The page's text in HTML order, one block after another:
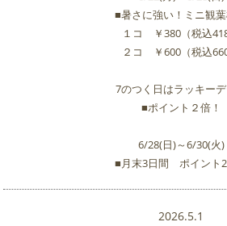
■暑さに強い！ミニ観
１コ ￥380（税込418
２コ ￥600（税込660
7のつく日はラッキーデ
■ポイント２倍！
6/28(日)～6/30(火)
■月末3日間 ポイント2
2026.5.1